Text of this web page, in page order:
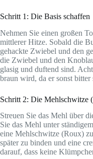
Schritt 1: Die Basis schaffen
Nehmen Sie einen großen
mittlerer Hitze. Sobald die
gehackte Zwiebel und den
die Zwiebel und den
glasig und duftend sind.
braun wird, da er sonst bitter
Schritt 2: Die Mehlschwitze
Streuen Sie das Mehl über
Sie das Mehl unter
eine Mehlschwitze (Roux)
später zu binden und eine
darauf, dass keine